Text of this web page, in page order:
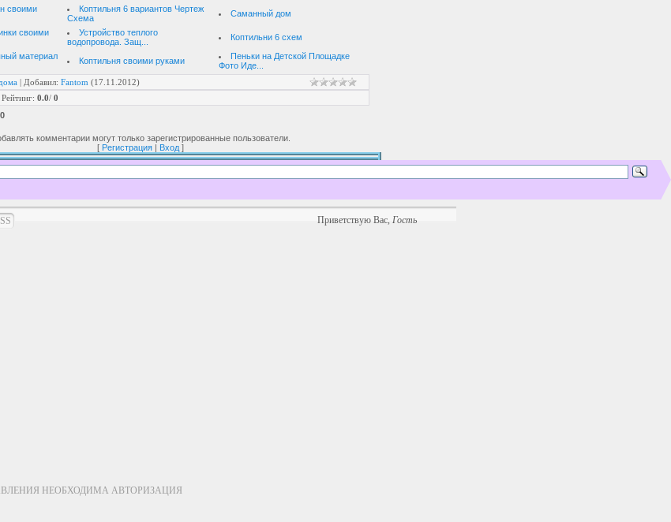
своими
Коптильня 6 вариантов Чертеж
Схема
Саманный дом
своими
Устройство теплого
водопровода. Защ...
Коптильни 6 схем
материал
Коптильня своими руками
Пеньки на Детской Площадке
Фото Иде...
| Добавил: Fantom (17.11.2012)
Рейтинг: 0.0/ 0
0
комментарии могут только зарегистрированные пользователи.
[ Регистрация | Вход ]
Приветствую Вас,Гость
НЕОБХОДИМА АВТОРИЗАЦИЯ